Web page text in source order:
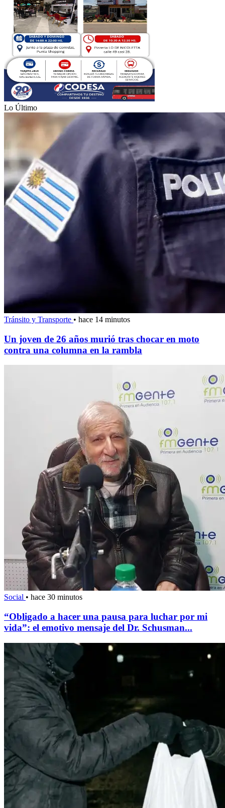
Lo Último
Tránsito y Transporte • hace 14 minutos
Un joven de 26 años murió tras chocar en moto
contra una columna en la rambla
Social • hace 30 minutos
“Obligado a hacer una pausa para luchar por mi
vida”: el emotivo mensaje del Dr. Schusman...